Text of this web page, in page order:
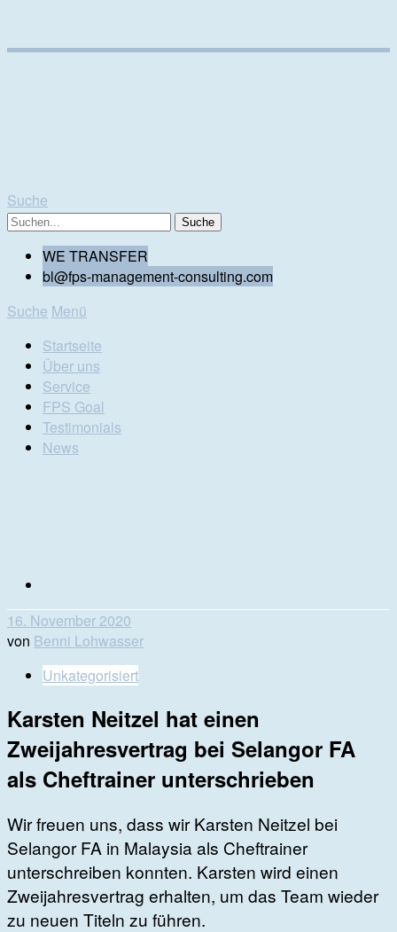
Suche
WE TRANSFER
bl@fps-management-consulting.com
Suche Menü
Startseite
Über uns
Service
FPS Goal
Testimonials
News
16. November 2020
von Benni Lohwasser
Unkategorisiert
Karsten Neitzel hat einen
Zweijahresvertrag bei Selangor FA
als Cheftrainer unterschrieben
Wir freuen uns, dass wir Karsten Neitzel bei
Selangor FA in Malaysia als Cheftrainer
unterschreiben konnten. Karsten wird einen
Zweijahresvertrag erhalten, um das Team wieder
zu neuen Titeln zu führen.